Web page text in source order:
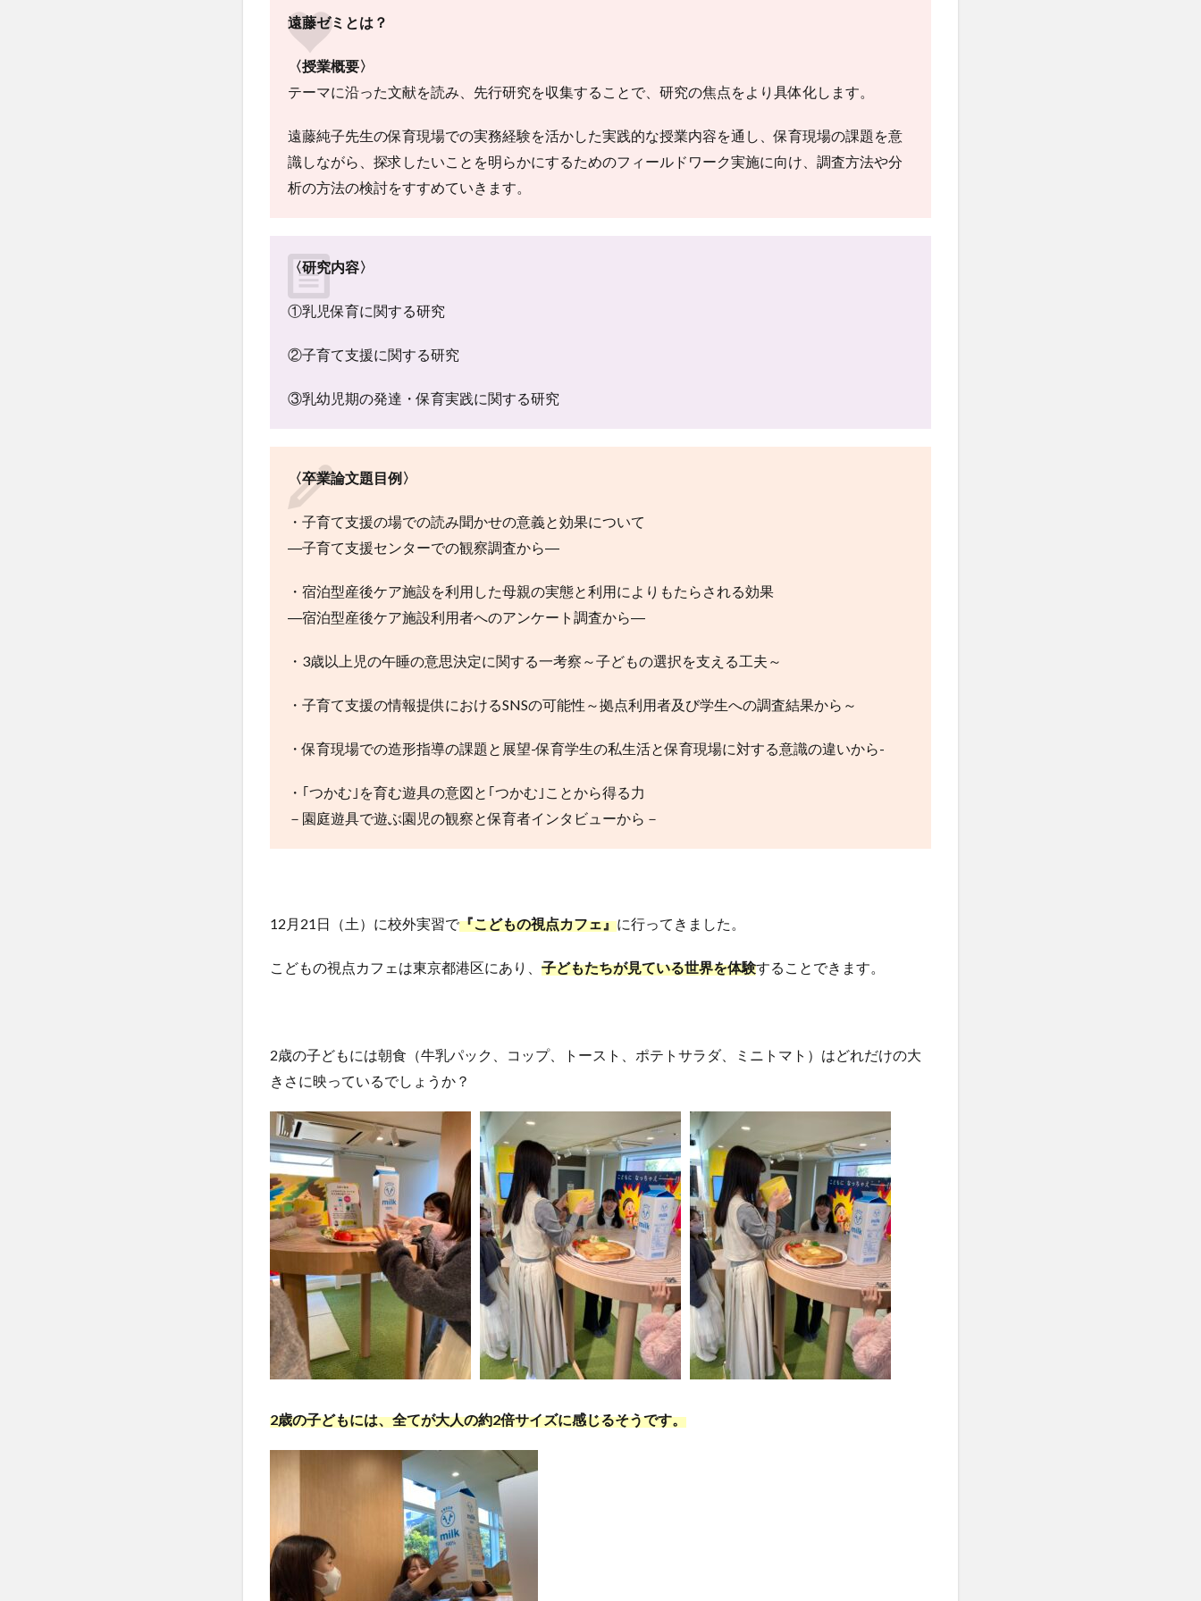
遠藤ゼミとは？
〈授業概要〉
テーマに沿った文献を読み、先行研究を収集することで、研究の焦点をより具体化します。
遠藤純子先生の保育現場での実務経験を活かした実践的な授業内容を通し、保育現場の課題を意
識しながら、探求したいことを明らかにするためのフィールドワーク実施に向け、調査方法や分
析の方法の検討をすすめていきます。
〈研究内容〉
①乳児保育に関する研究
②子育て支援に関する研究
③乳幼児期の発達・保育実践に関する研究
〈卒業論文題目例〉
・子育て支援の場での読み聞かせの意義と効果について
―子育て支援センターでの観察調査から―
・宿泊型産後ケア施設を利用した母親の実態と利用によりもたらされる効果
―宿泊型産後ケア施設利用者へのアンケート調査から―
・3歳以上児の午睡の意思決定に関する一考察～子どもの選択を支える工夫～
・子育て支援の情報提供におけるSNSの可能性～拠点利用者及び学生への調査結果から～
・保育現場での造形指導の課題と展望-保育学生の私生活と保育現場に対する意識の違いから-
・｢つかむ｣を育む遊具の意図と｢つかむ｣ことから得る力
－園庭遊具で遊ぶ園児の観察と保育者インタビューから－
12月21日（土）に校外実習で『こどもの視点カフェ』に行ってきました。
こどもの視点カフェは東京都港区にあり、 子どもたちが見ている世界を体験することできます。
2歳の子どもには朝食（牛乳パック、コップ、トースト、ポテトサラダ、ミニトマト）はどれだけの大
きさに映っているでしょうか？
2歳の子どもには、全てが大人の約2倍サイズに感じるそうです。